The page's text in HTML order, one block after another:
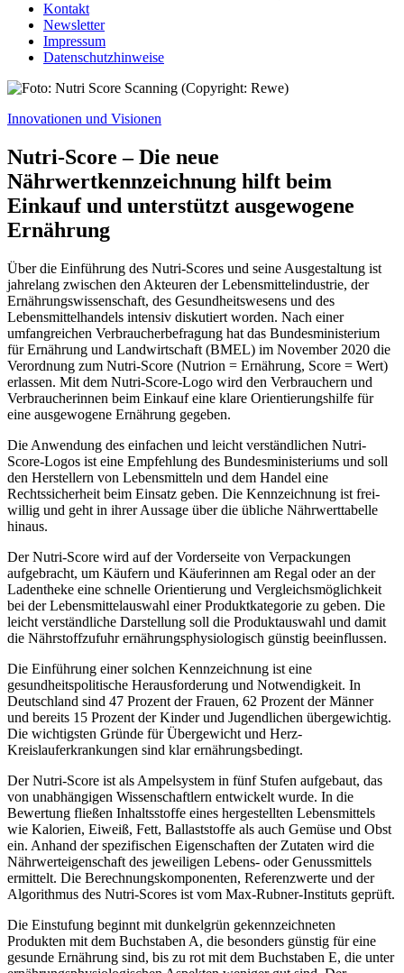
Kontakt
Newsletter
Impressum
Datenschutzhinweise
Innovationen und Visionen
Nutri-Score – Die neue
Nährwertkennzeichnung hilft beim
Einkauf und unterstützt ausgewogene
Ernährung
Über die Einführung des Nutri-Scores und seine Ausgestaltung ist
jahrelang zwischen den Akteuren der Lebensmittelindustrie, der
Ernährungswissenschaft, des Gesundheitswesens und des
Lebensmittelhandels intensiv diskutiert worden. Nach einer
umfangreichen Verbraucherbefragung hat das Bundesministerium
für Ernäh­rung und Landwirtschaft (BMEL) im November 2020 die
Verordnung zum Nutri-Score (Nutrion = Ernährung, Score = Wert)
erlassen. Mit dem Nutri-Score-Logo wird den Verbrauchern und
Verbraucherinnen beim Einkauf eine klare Orientierungshilfe für
eine ausgewogene Ernährung gegeben.
Die Anwendung des einfachen und leicht verständlichen Nutri-
Score-Logos ist eine Empfehlung des Bundesministeriums und soll
den Herstellern von Lebensmitteln und dem Handel eine
Rechtssicherheit beim Einsatz geben. Die Kennzeichnung ist frei­
willig und geht in ihrer Aussage über die übliche Nährwerttabelle
hinaus.
Der Nutri-Score wird auf der Vorderseite von Verpackungen
aufgebracht, um Käufern und Käuferinnen am Regal oder an der
Ladentheke eine schnelle Orientierung und Vergleichsmöglichkeit
bei der Lebensmittelauswahl einer Produktkategorie zu geben. Die
leicht verständliche Darstellung soll die Produktauswahl und damit
die Nährstoffzufuhr ernährungsphysiologisch günstig beeinflussen.
Die Einführung einer solchen Kennzeichnung ist eine
gesundheitspolitische Herausforderung und Notwendigkeit. In
Deutschland sind 47 Prozent der Frauen, 62 Prozent der Männer
und bereits 15 Prozent der Kinder und Jugendlichen übergewichtig.
Die wichtigsten Gründe für Übergewicht und Herz-
Kreislauferkrankun­gen sind klar ernährungsbedingt.
Der Nutri-Score ist als Ampelsystem in fünf Stufen aufgebaut, das
von unabhängigen Wissenschaftlern entwickelt wurde. In die
Bewertung fließen Inhaltsstoffe eines hergestellten Lebens­mittels
wie Kalo­rien, Eiweiß, Fett, Ballaststoffe als auch Gemüse und Obst
ein. Anhand der spezifischen Eigenschaften der Zutaten wird die
Nährwerteigenschaft des jeweiligen Lebens- oder Genussmittels
ermittelt. Die Berechnungskomponenten, Referenzwerte und der
Algorithmus des Nutri-Scores ist vom Max-Rubner-Instituts geprüft.
Die Einstufung beginnt mit dunkelgrün gekennzeichneten
Produkten mit dem Buchstaben A, die besonders günstig für eine
gesunde Ernährung sind, bis zu rot mit dem Buchstaben E, die unter